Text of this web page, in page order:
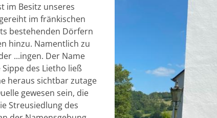
im Besitz unseres
im fränkischen
bestehenden Dörfern
hinzu. Namentlich zu
...ingen. Der Name
des Lietho ließ
heraus sichtbar zutage
gewesen sein, die
Streusiedlung des